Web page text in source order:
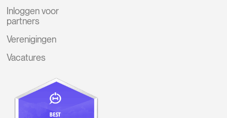
Inloggen voor
partners
Verenigingen
Vacatures